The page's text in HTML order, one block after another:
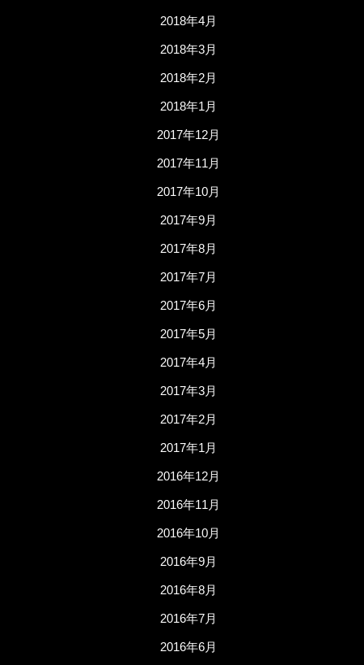
2018年4月
2018年3月
2018年2月
2018年1月
2017年12月
2017年11月
2017年10月
2017年9月
2017年8月
2017年7月
2017年6月
2017年5月
2017年4月
2017年3月
2017年2月
2017年1月
2016年12月
2016年11月
2016年10月
2016年9月
2016年8月
2016年7月
2016年6月